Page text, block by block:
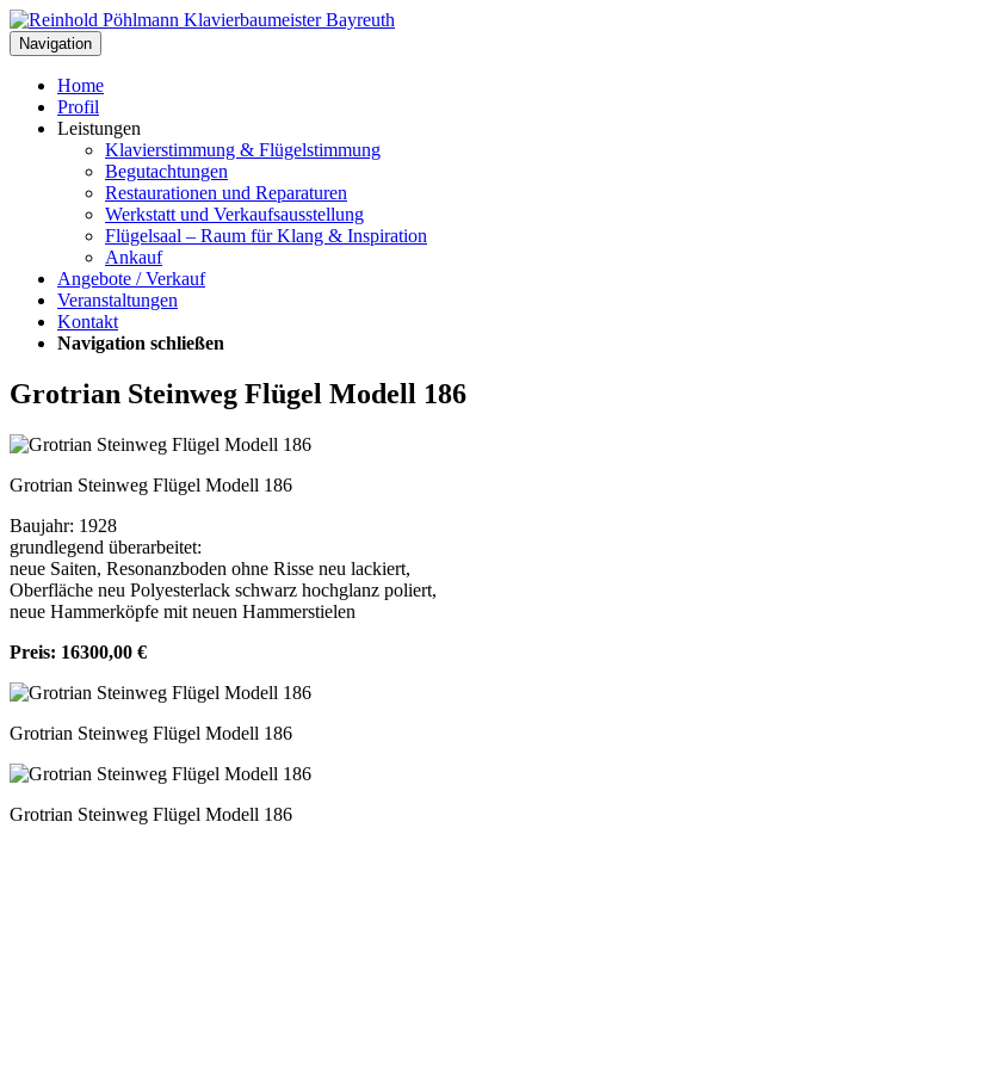
Navigation
Home
Profil
Leistungen
Klavierstimmung & Flügelstimmung
Begutachtungen
Restaurationen und Reparaturen
Werkstatt und Verkaufsausstellung
Flügelsaal – Raum für Klang & Inspiration
Ankauf
Angebote / Verkauf
Veranstaltungen
Kontakt
Navigation schließen
Grotrian Steinweg Flügel Modell 186
Grotrian Steinweg Flügel Modell 186
Baujahr: 1928
grundlegend überarbeitet:
neue Saiten, Resonanzboden ohne Risse neu lackiert,
Oberfläche neu Polyesterlack schwarz hochglanz poliert,
neue Hammerköpfe mit neuen Hammerstielen
Preis: 16300,00 €
Grotrian Steinweg Flügel Modell 186
Grotrian Steinweg Flügel Modell 186